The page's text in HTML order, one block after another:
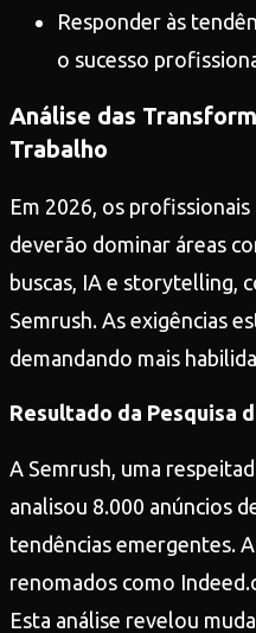
Responder às
o sucesso
Análise das
Trabalho
Em 2026, os
deverão dominar áreas
buscas, IA e storytelling,
Semrush. As exigências
demandando mais
Resultado da Pesquisa
A Semrush, uma
analisou 8.000 anúncios
tendências emergentes.
renomados como
Esta análise revelou